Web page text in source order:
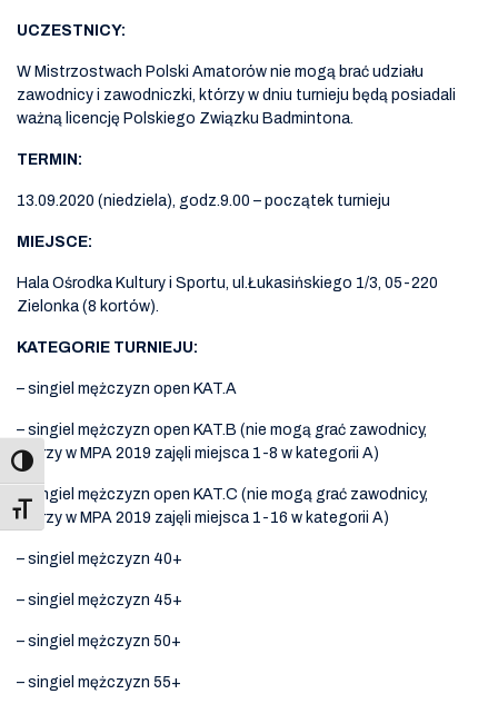
Toggle Font size
UCZESTNICY:
W Mistrzostwach Polski Amatorów nie mogą brać udziału
zawodnicy i zawodniczki, którzy w dniu turnieju będą posiadali
ważną licencję Polskiego Związku Badmintona.
TERMIN:
13.09.2020 (niedziela), godz.9.00 – początek turnieju
MIEJSCE:
Hala Ośrodka Kultury i Sportu, ul.Łukasińskiego 1/3, 05-220
Zielonka (8 kortów).
KATEGORIE TURNIEJU:
– singiel mężczyzn open KAT.A
– singiel mężczyzn open KAT.B (nie mogą grać zawodnicy,
którzy w MPA 2019 zajęli miejsca 1-8 w kategorii A)
– singiel mężczyzn open KAT.C (nie mogą grać zawodnicy,
którzy w MPA 2019 zajęli miejsca 1-16 w kategorii A)
– singiel mężczyzn 40+
– singiel mężczyzn 45+
– singiel mężczyzn 50+
– singiel mężczyzn 55+